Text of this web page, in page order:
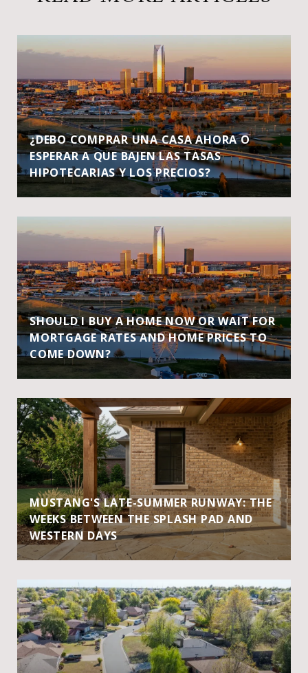
¿DEBO COMPRAR UNA CASA AHORA O
ESPERAR A QUE BAJEN LAS TASAS
HIPOTECARIAS Y LOS PRECIOS?
SHOULD I BUY A HOME NOW OR WAIT FOR
MORTGAGE RATES AND HOME PRICES TO
COME DOWN?
MUSTANG'S LATE-SUMMER RUNWAY: THE
WEEKS BETWEEN THE SPLASH PAD AND
WESTERN DAYS